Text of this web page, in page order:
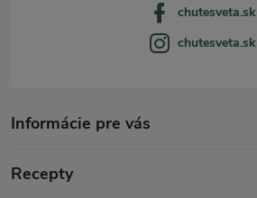
chutesveta.sk
chutesveta.sk
Informácie pre vás
Recepty